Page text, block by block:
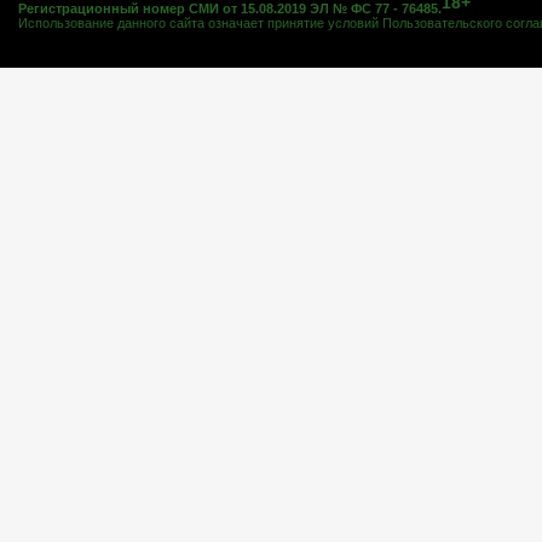
Регистрационный номер СМИ от 15.08.2019 ЭЛ № ФС 77 - 76485.
Использование данного сайта означает принятие условий Пользовательского